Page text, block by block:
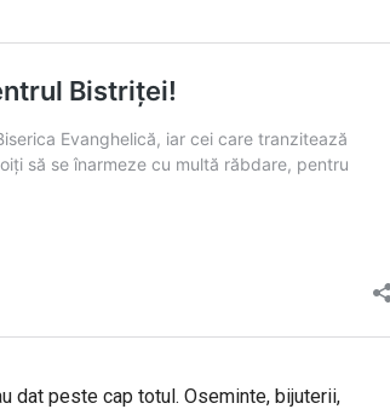
dat peste cap totul. Oseminte, bijuterii,